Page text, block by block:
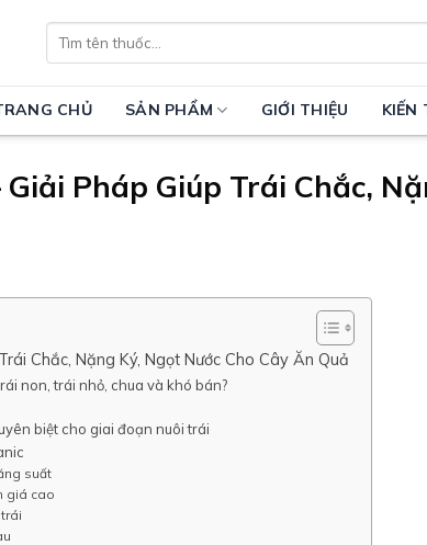
kiếm:
CHỦ SẢN PHẨM GIỚI THIỆU KIẾN
Pháp Giúp Trái Chắc,
Chắc, Nặng Ký, Ngọt Nước Cho Cây Ăn Quả
non, trái nhỏ, chua và khó bán?
biệt cho giai đoạn nuôi trái
suất
giá cao